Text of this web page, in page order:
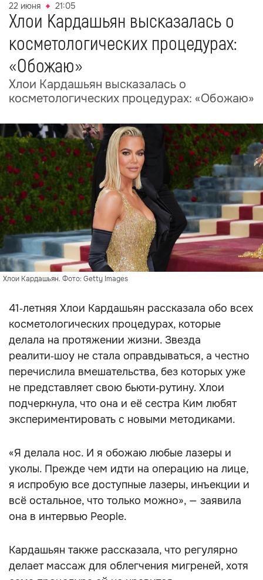
22 июня 21:05
Хлои Кардашьян высказалась о
косметологических процедурах:
«Обожаю»
Хлои Кардашьян высказалась о
косметологических процедурах: «Обожаю»
Хлои Кардашьян. Фото: Getty Images
41‑летняя Хлои Кардашьян рассказала обо всех
косметологических процедурах, которые
делала на протяжении жизни. Звезда
реалити‑шоу не стала оправдываться, а честно
перечислила вмешательства, без которых уже
не представляет свою бьюти‑рутину. Хлои
подчеркнула, что она и её сестра Ким любят
экспериментировать с новыми методиками.
«Я делала нос. И я обожаю любые лазеры и
уколы. Прежде чем идти на операцию на лице,
я испробую все доступные лазеры, инъекции и
всё остальное, что только можно», — заявила
она в интервью People.
Кардашьян также рассказала, что регулярно
делает массаж для облегчения мигреней, хотя